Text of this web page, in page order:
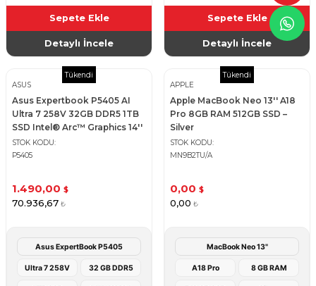
Sepete Ekle
Detaylı İncele
Sepete Ekle
Detaylı İncele
Tükendi
ASUS
Asus Expertbook P5405 AI
Ultra 7 258V 32GB DDR5 1TB
SSD Intel®️ Arc™️ Graphics 14''
WQXGA Notebook
STOK KODU
P5405
1.490,00 $
70.936,67 ₺
Asus ExpertBook P5405
Ultra 7 258V 32 GB DDR5
Tükendi
APPLE
Apple MacBook Neo 13'' A18
Pro 8GB RAM 512GB SSD –
Silver
STOK KODU
MN9B2TU/A
0,00 $
0,00 ₺
MacBook Neo 13"
A18 Pro 8 GB RAM